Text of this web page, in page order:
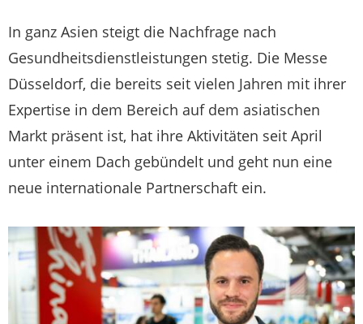
In ganz Asien steigt die Nachfrage nach
Gesundheitsdienstleistungen stetig. Die Messe
Düsseldorf, die bereits seit vielen Jahren mit ihrer
Expertise in dem Bereich auf dem asiatischen
Markt präsent ist, hat ihre Aktivitäten seit April
unter einem Dach gebündelt und geht nun eine
neue internationale Partnerschaft ein.